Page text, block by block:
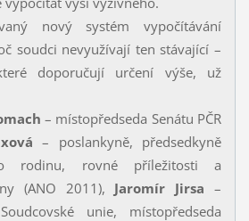
nový systém vypočítávání
soudci nevyužívají ten stávající –
doporučují určení výše, už
– místopředseda Senátu PČR
– poslankyně, předsedkyně
rodinu, rovné příležitosti a
(ANO 2011), Jaromír Jirsa –
unie, místopředseda